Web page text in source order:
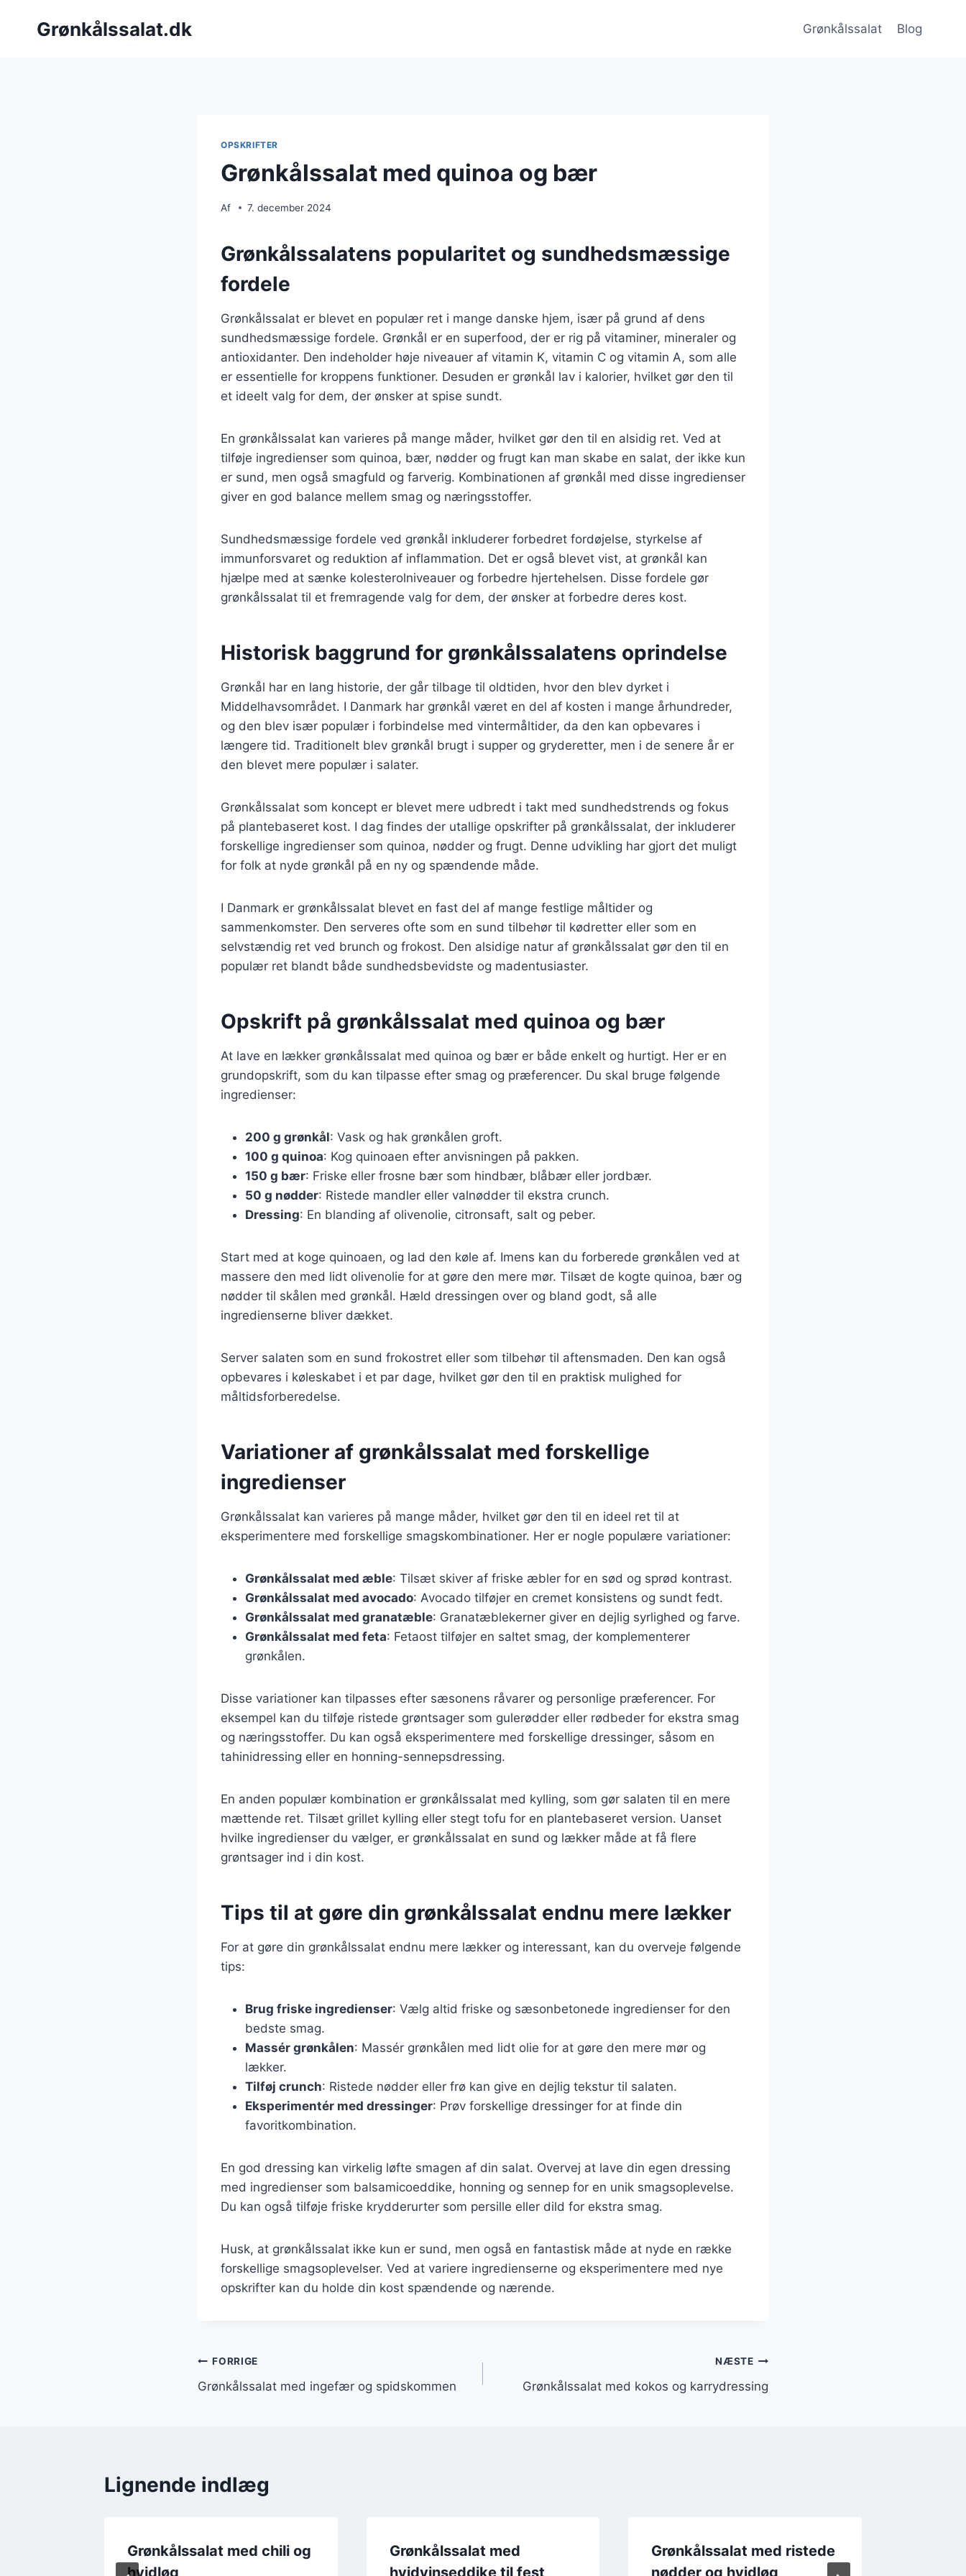
Grønkålssalat.dk Grønkålssalat Blog
OPSKRIFTER
Grønkålssalat med quinoa og bær
Af 7. december 2024
Grønkålssalatens popularitet og sundhedsmæssige
fordele
Grønkålssalat er blevet en populær ret i mange danske hjem, især på grund af dens
sundhedsmæssige fordele. Grønkål er en superfood, der er rig på vitaminer, mineraler og
antioxidanter. Den indeholder høje niveauer af vitamin K, vitamin C og vitamin A, som alle
er essentielle for kroppens funktioner. Desuden er grønkål lav i kalorier, hvilket gør den til
et ideelt valg for dem, der ønsker at spise sundt.
En grønkålssalat kan varieres på mange måder, hvilket gør den til en alsidig ret. Ved at
tilføje ingredienser som quinoa, bær, nødder og frugt kan man skabe en salat, der ikke kun
er sund, men også smagfuld og farverig. Kombinationen af grønkål med disse ingredienser
giver en god balance mellem smag og næringsstoffer.
Sundhedsmæssige fordele ved grønkål inkluderer forbedret fordøjelse, styrkelse af
immunforsvaret og reduktion af inflammation. Det er også blevet vist, at grønkål kan
hjælpe med at sænke kolesterolniveauer og forbedre hjertehelsen. Disse fordele gør
grønkålssalat til et fremragende valg for dem, der ønsker at forbedre deres kost.
Historisk baggrund for grønkålssalatens oprindelse
Grønkål har en lang historie, der går tilbage til oldtiden, hvor den blev dyrket i
Middelhavsområdet. I Danmark har grønkål været en del af kosten i mange århundreder,
og den blev især populær i forbindelse med vintermåltider, da den kan opbevares i
længere tid. Traditionelt blev grønkål brugt i supper og gryderetter, men i de senere år er
den blevet mere populær i salater.
Grønkålssalat som koncept er blevet mere udbredt i takt med sundhedstrends og fokus
på plantebaseret kost. I dag findes der utallige opskrifter på grønkålssalat, der inkluderer
forskellige ingredienser som quinoa, nødder og frugt. Denne udvikling har gjort det muligt
for folk at nyde grønkål på en ny og spændende måde.
I Danmark er grønkålssalat blevet en fast del af mange festlige måltider og
sammenkomster. Den serveres ofte som en sund tilbehør til kødretter eller som en
selvstændig ret ved brunch og frokost. Den alsidige natur af grønkålssalat gør den til en
populær ret blandt både sundhedsbevidste og madentusiaster.
Opskrift på grønkålssalat med quinoa og bær
At lave en lækker grønkålssalat med quinoa og bær er både enkelt og hurtigt. Her er en
grundopskrift, som du kan tilpasse efter smag og præferencer. Du skal bruge følgende
ingredienser:
200 g grønkål: Vask og hak grønkålen groft.
100 g quinoa: Kog quinoaen efter anvisningen på pakken.
150 g bær: Friske eller frosne bær som hindbær, blåbær eller jordbær.
50 g nødder: Ristede mandler eller valnødder til ekstra crunch.
Dressing: En blanding af olivenolie, citronsaft, salt og peber.
Start med at koge quinoaen, og lad den køle af. Imens kan du forberede grønkålen ved at
massere den med lidt olivenolie for at gøre den mere mør. Tilsæt de kogte quinoa, bær og
nødder til skålen med grønkål. Hæld dressingen over og bland godt, så alle
ingredienserne bliver dækket.
Server salaten som en sund frokostret eller som tilbehør til aftensmaden. Den kan også
opbevares i køleskabet i et par dage, hvilket gør den til en praktisk mulighed for
måltidsforberedelse.
Variationer af grønkålssalat med forskellige
ingredienser
Grønkålssalat kan varieres på mange måder, hvilket gør den til en ideel ret til at
eksperimentere med forskellige smagskombinationer. Her er nogle populære variationer:
Grønkålssalat med æble: Tilsæt skiver af friske æbler for en sød og sprød kontrast.
Grønkålssalat med avocado: Avocado tilføjer en cremet konsistens og sundt fedt.
Grønkålssalat med granatæble: Granatæblekerner giver en dejlig syrlighed og farve.
Grønkålssalat med feta: Fetaost tilføjer en saltet smag, der komplementerer
grønkålen.
Disse variationer kan tilpasses efter sæsonens råvarer og personlige præferencer. For
eksempel kan du tilføje ristede grøntsager som gulerødder eller rødbeder for ekstra smag
og næringsstoffer. Du kan også eksperimentere med forskellige dressinger, såsom en
tahinidressing eller en honning-sennepsdressing.
En anden populær kombination er grønkålssalat med kylling, som gør salaten til en mere
mættende ret. Tilsæt grillet kylling eller stegt tofu for en plantebaseret version. Uanset
hvilke ingredienser du vælger, er grønkålssalat en sund og lækker måde at få flere
grøntsager ind i din kost.
Tips til at gøre din grønkålssalat endnu mere lækker
For at gøre din grønkålssalat endnu mere lækker og interessant, kan du overveje følgende
tips:
Brug friske ingredienser: Vælg altid friske og sæsonbetonede ingredienser for den
bedste smag.
Massér grønkålen: Massér grønkålen med lidt olie for at gøre den mere mør og
lækker.
Tilføj crunch: Ristede nødder eller frø kan give en dejlig tekstur til salaten.
Eksperimentér med dressinger: Prøv forskellige dressinger for at finde din
favoritkombination.
En god dressing kan virkelig løfte smagen af din salat. Overvej at lave din egen dressing
med ingredienser som balsamicoeddike, honning og sennep for en unik smagsoplevelse.
Du kan også tilføje friske krydderurter som persille eller dild for ekstra smag.
Husk, at grønkålssalat ikke kun er sund, men også en fantastisk måde at nyde en række
forskellige smagsoplevelser. Ved at variere ingredienserne og eksperimentere med nye
opskrifter kan du holde din kost spændende og nærende.
Indlægsnavigation
FORRIGE
Grønkålssalat med ingefær og spidskommen
NÆSTE
Grønkålssalat med kokos og karrydressing
Lignende indlæg
Grønkålssalat med chili og
hvidløg
Grønkålssalat med
hvidvinseddike til fest
Grønkålssalat med ristede
nødder og hvidløg